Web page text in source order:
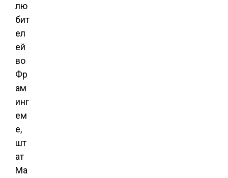
лю
бит
ел
ей
во
Фр
ам
инг
ем
е,
шт
ат
Ма